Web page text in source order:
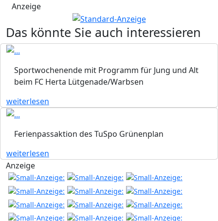
Anzeige
Das könnte Sie auch interessieren
Sportwochenende mit Programm für Jung und Alt
beim FC Herta Lütgenade/Warbsen
weiterlesen
Ferienpassaktion des TuSpo Grünenplan
weiterlesen
Anzeige